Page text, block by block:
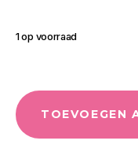
1 op voorraad
TOEVOEGEN